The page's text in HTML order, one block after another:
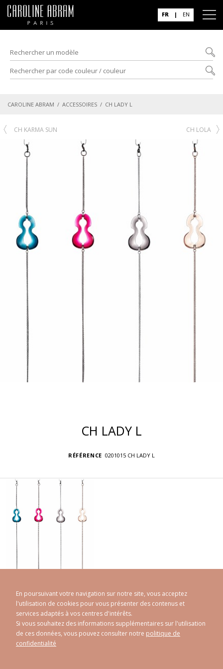
FR | EN
CAROLINE ABRAM / ACCESSOIRES / CH LADY L
CH KARMA SUN CH LOLA
CH LADY L
RÉFÉRENCE 0201015 CH LADY L
© 1998 - 2026CAROLINE ABRAM
Politique de confidentialité
En poursuivant votre navigation sur notre site, vous acceptez
l'utilisation de cookies pour vous présenter des contenus et
services adaptés à vos centres d'intérêts.
Si vous souhaitez des informations supplémentaires sur l'utilisation
de ces données, vous pouvez consulter notre politique de
confidentialité